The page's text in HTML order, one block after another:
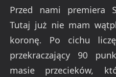
Przed nami premiera
Tutaj już nie mam
koronę. Po cichu
przekraczający 90
masie przecieków,